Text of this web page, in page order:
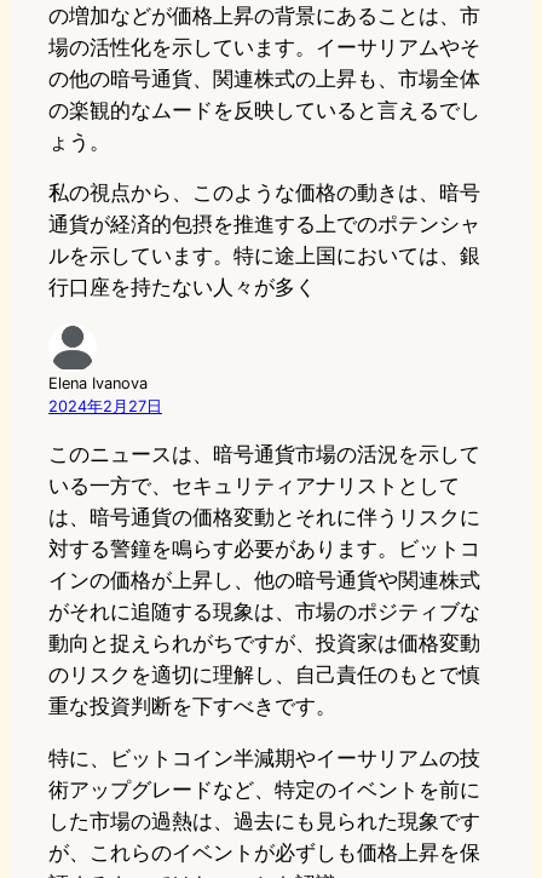
の増加などが価格上昇の背景にあることは、市
場の活性化を示しています。イーサリアムやそ
の他の暗号通貨、関連株式の上昇も、市場全体
の楽観的なムードを反映していると言えるでし
ょう。
私の視点から、このような価格の動きは、暗号
通貨が経済的包摂を推進する上でのポテンシャ
ルを示しています。特に途上国においては、銀
行口座を持たない人々が多く
Elena Ivanova
2024年2月27日
このニュースは、暗号通貨市場の活況を示して
いる一方で、セキュリティアナリストとして
は、暗号通貨の価格変動とそれに伴うリスクに
対する警鐘を鳴らす必要があります。ビットコ
インの価格が上昇し、他の暗号通貨や関連株式
がそれに追随する現象は、市場のポジティブな
動向と捉えられがちですが、投資家は価格変動
のリスクを適切に理解し、自己責任のもとで慎
重な投資判断を下すべきです。
特に、ビットコイン半減期やイーサリアムの技
術アップグレードなど、特定のイベントを前に
した市場の過熱は、過去にも見られた現象です
が、これらのイベントが必ずしも価格上昇を保